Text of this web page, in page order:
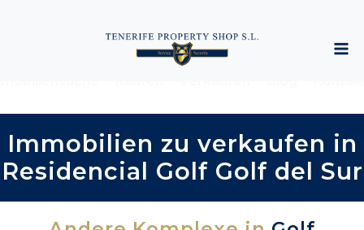
Immobilien zu verkaufen in
Residencial Golf Golf del Sur